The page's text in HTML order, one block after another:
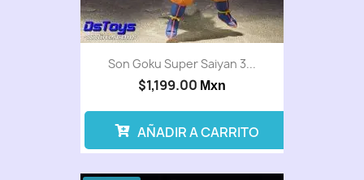
Son Goku Super Saiyan 3...
$1,199.00 Mxn
AÑADIR A CARRITO